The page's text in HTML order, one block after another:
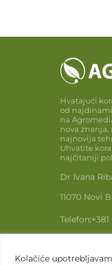
Kolačiće
Hvatajući
od
na
nova
najnovija
Uhvatite
najčitaniji
Dr Ivana
11070 Novi
Telefon: